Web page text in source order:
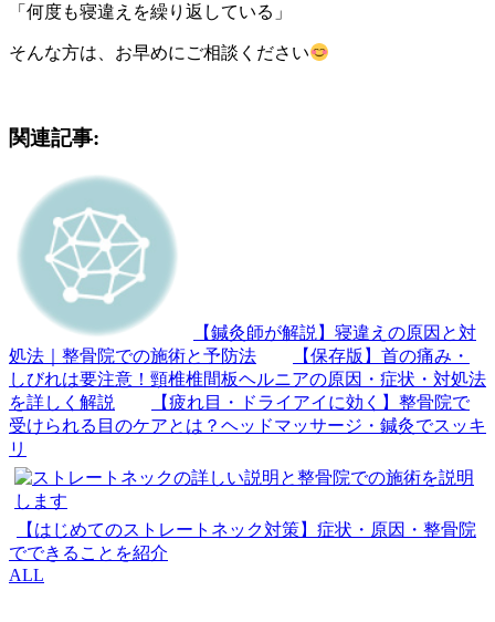
「何度も寝違えを繰り返している」
そんな方は、お早めにご相談ください
関連記事:
【鍼灸師が解説】寝違えの原因と対
処法｜整骨院での施術と予防法
【保存版】首の痛み・
しびれは要注意！頸椎椎間板ヘルニアの原因・症状・対処法
を詳しく解説
【疲れ目・ドライアイに効く】整骨院で
受けられる目のケアとは？ヘッドマッサージ・鍼灸でスッキ
リ
【はじめてのストレートネック対策】症状・原因・整骨院
でできることを紹介
ALL